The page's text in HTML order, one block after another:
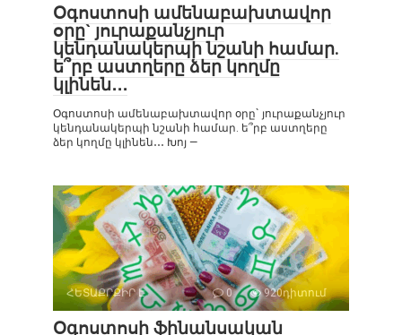
Օգոստոսի ամենաբախտավոր
օրը` յուրաքանչյուր
կենդանակերպի նշանի համար.
ե՞րբ աստղերը ձեր կողմը
կլինեն․․․
Օգոստոսի ամենաբախտավոր օրը` յուրաքանչյուր
կենդանակերպի նշանի համար. ե՞րբ աստղերը
ձեր կողմը կլինեն․․․ Խոյ —
ՀԵՏԱՔՐՔԻՐ Է 0 920դիտում
Օգոստոսի ֆինանսական